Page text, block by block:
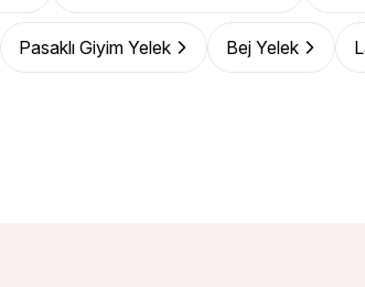
Pasaklı Giyim Yelek Bej Yelek